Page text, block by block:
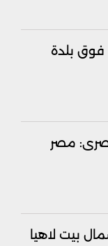
بلدة
مصر
بيت لاهيا